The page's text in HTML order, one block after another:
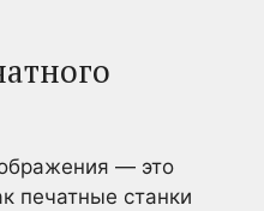
— это
печатные станки